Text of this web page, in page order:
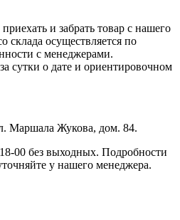
и забрать товар с нашего
склада осуществляется по
с менеджерами.
сутки о дате и ориентировочном
Маршала Жукова, дом. 84.
00 без выходных. Подробности
у нашего менеджера.